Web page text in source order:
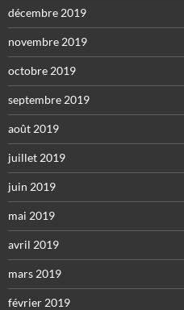
décembre 2019
novembre 2019
octobre 2019
septembre 2019
août 2019
juillet 2019
juin 2019
mai 2019
avril 2019
mars 2019
février 2019